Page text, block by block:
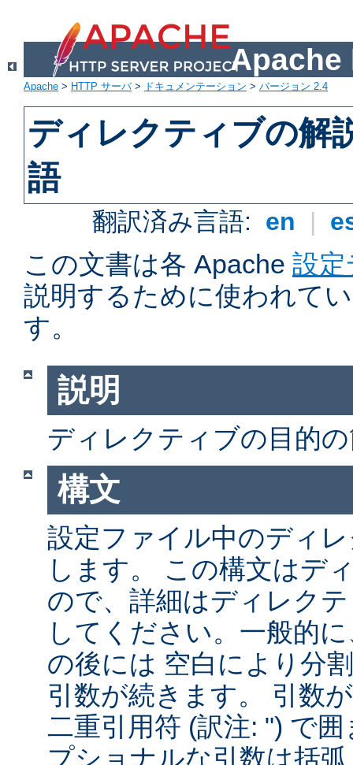
Apache
Apache > HTTP サーバ> ドキュメンテーション > バージョン 2.4
ディレクティブの解
語
翻訳済み言語: en |
この文書は各 Apache 設
説明するために使われて
す。
説明
ディレクティブの目的
構文
設定ファイル中のディ
します。 この構文はデ
ので、詳細はディレク
してください。一般的
の後には 空白により分
引数が続きます。 引数
二重引用符 (訳注: ") で
プショナルな引数は括